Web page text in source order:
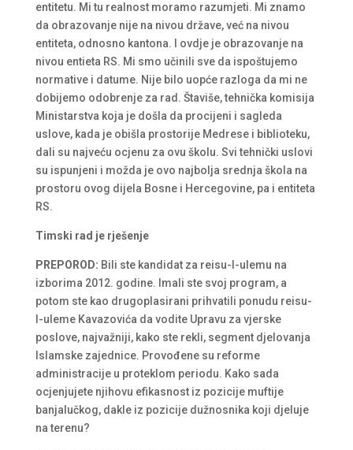
entitetu. Mi tu realnost moramo razumjeti. Mi znamo
da obrazovanje nije na nivou države, već na nivou
entiteta, odnosno kantona. I ovdje je obrazovanje na
nivou entieta RS. Mi smo učinili sve da ispoštujemo
normative i datume. Nije bilo uopće razloga da mi ne
dobijemo odobrenje za rad. Štaviše, tehnička komisija
Ministarstva koja je došla da procijeni i sagleda
uslove, kada je obišla prostorije Medrese i biblioteku,
dali su najveću ocjenu za ovu školu. Svi tehnički uslovi
su ispunjeni i možda je ovo najbolja srednja škola na
prostoru ovog dijela Bosne i Hercegovine, pa i entiteta
RS.
Timski rad je rješenje
PREPOROD: Bili ste kandidat za reisu-l-ulemu na
izborima 2012. godine. Imali ste svoj program, a
potom ste kao drugoplasirani prihvatili ponudu reisu-
l-uleme Kavazovića da vodite Upravu za vjerske
poslove, najvažniji, kako ste rekli, segment djelovanja
Islamske zajednice. Provođene su reforme
administracije u proteklom periodu. Kako sada
ocjenjujete njihovu efikasnost iz pozicije muftije
banjalučkog, dakle iz pozicije dužnosnika koji djeluje
na terenu?